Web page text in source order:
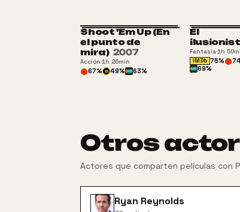
Shoot 'Em Up (En
el punto de
mira) 2007
Acción·1h 26min
67% m 49% 63%
El
Fantasía·1h
IMDb 75%
69%
Otros
Actores que comparten películas con
Ryan Reynolds